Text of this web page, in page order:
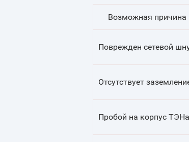
Возможная причина
Поврежден сетевой
Отсутствует
Пробой на корпус ТЭНа